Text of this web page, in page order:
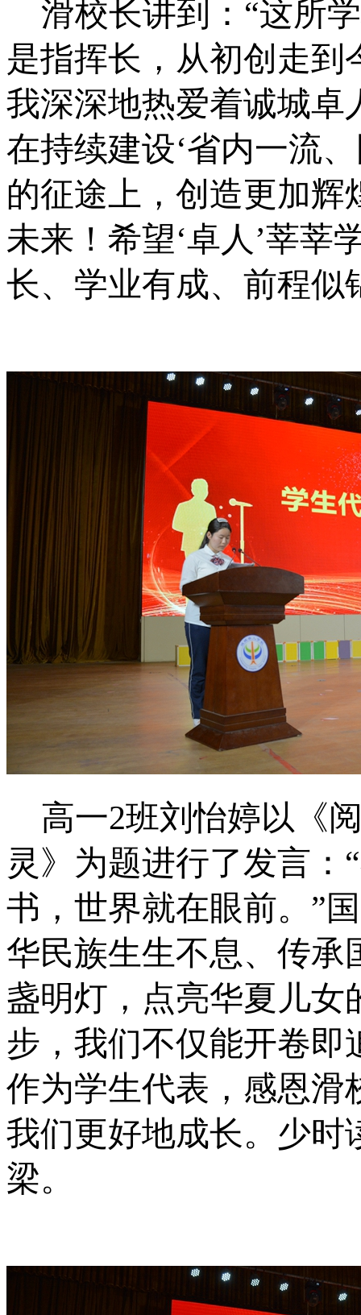
滑校长讲到：“这所
是指挥长，从初创走到
我深深地热爱着诚城卓
在持续建设‘省内一流
的征途上，创造更加辉
未来！ 希望‘卓人 ’莘莘
长、学业有成、前程似
高一2班刘怡婷以《
灵》为题进行了发言：
书，世界就在眼前。”
华民族生生不息、传承
盏明灯，点亮华夏儿女
步，我们不仅能开卷即
作为学生代表，感恩滑
我们更好地成长。少时
梁。